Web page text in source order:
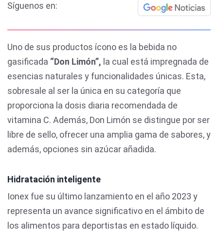
Síguenos en:
Uno de sus productos ícono es la bebida no
gasificada “Don Limón”, la cual está impregnada de
esencias naturales y funcionalidades únicas. Esta,
sobresale al ser la única en su categoría que
proporciona la dosis diaria recomendada de
vitamina C. Además, Don Limón se distingue por ser
libre de sello, ofrecer una amplia gama de sabores, y
además, opciones sin azúcar añadida.
Hidratación inteligente
Ionex fue su último lanzamiento en el año 2023 y
representa un avance significativo en el ámbito de
los alimentos para deportistas en estado líquido.